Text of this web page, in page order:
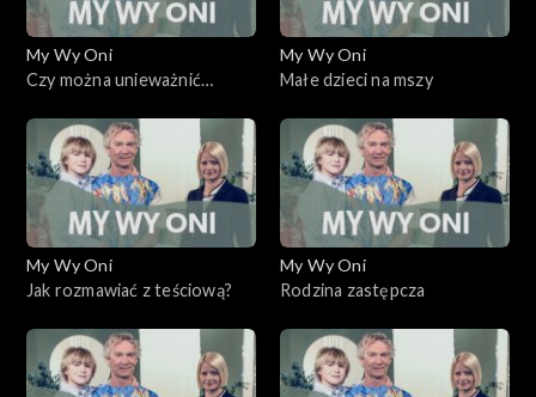
My Wy Oni
Czy można unieważnić
My Wy Oni
Małe dzieci na mszy
My Wy Oni
Jak rozmawiać z teściową?
My Wy Oni
Rodzina zastępcza